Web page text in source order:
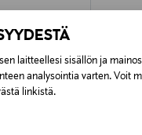
laitteellesi sisällön ja
analysointia varten. Voit
linkistä.